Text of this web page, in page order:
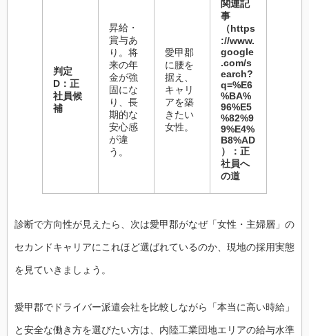
判定
D：正
社員候
補
昇給・
賞与あ
り。将
来の年
金が強
固にな
り、長
期的な
安心感
が違
う。
愛甲郡
に腰を
据え、
キャリ
アを築
きたい
女性。
関連記
事
（https
://www.
google
.com/s
earch?
q=%E6
%BA%
96%E5
%82%9
9%E4%
B8%AD
）：正
社員へ
の道
診断で方向性が見えたら、次は愛甲郡がなぜ「女性・主婦層」の
セカンドキャリアにこれほど選ばれているのか、現地の採用実態
を見ていきましょう。
愛甲郡でドライバー派遣会社を比較しながら「本当に高い時給」
と安全な働き方を選びたい方は、内陸工業団地エリアの給与水準